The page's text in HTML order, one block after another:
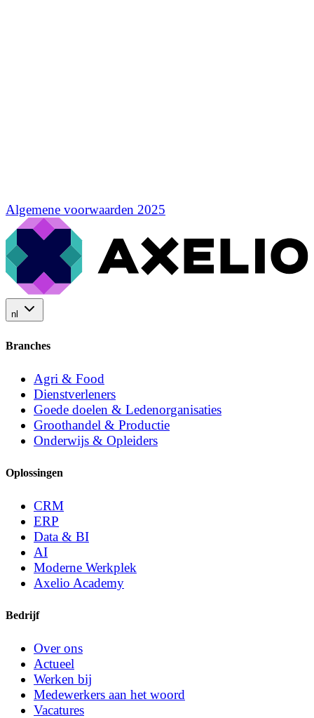
Algemene voorwaarden 2025
nl
Branches
Agri & Food
Dienstverleners
Goede doelen & Ledenorganisaties
Groothandel & Productie
Onderwijs & Opleiders
Oplossingen
CRM
ERP
Data & BI
AI
Moderne Werkplek
Axelio Academy
Bedrijf
Over ons
Actueel
Werken bij
Medewerkers aan het woord
Vacatures